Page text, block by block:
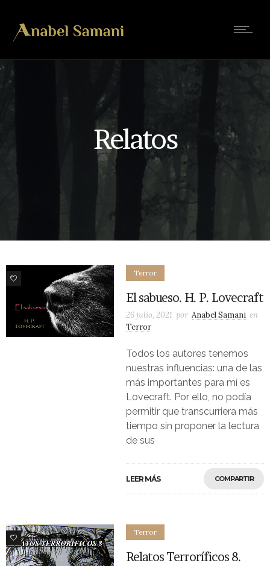
Relatos
1
Terror
El sabueso. H. P. Lovecraft
26 julio, 2021 por Anabel Samani en
Terror
Todos los autores tenemos
nuestras influencias: una de las
más importantes para mí es
Lovecraft. Por ello, no podía
permitir que transcurriera más
tiempo sin proponer la lectura
de sus
LEER MÁS COMPARTIR
2
Terror
Relatos Terroríficos 8.